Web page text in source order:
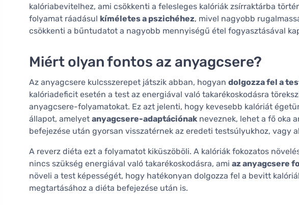
kalóriabevitelhez, ami csökkenti a felesleges kalóriák zsírraktárba
folyamat ráadásul kíméletes a pszichéhez, mivel nagyobb
csökkenti a bűntudatot a nagyobb mennyiségű étel fogyasztásával
Miért olyan fontos az anyagcsere?
Az anyagcsere kulcsszerepet játszik abban, hogyan dolgozza fel a
kalóriadeficit esetén a test az energiával való takarékoskodásra
anyagcsere-folyamatokat. Ez azt jelenti, hogy kevesebb kalóriát
állapot, amelyet anyagcsere-adaptációnak neveznek, lehet a fő oka
befejezése után gyorsan visszatérnek az eredeti testsúlyukhoz, vagy
A reverz diéta ezt a folyamatot kiküszöböli. A kalóriák fokozatos
nincs szükség energiával való takarékoskodásra, ami az anyagcsere
növeli a test képességét, hogy hatékonyan dolgozza fel a bevitt
megtartásához a diéta befejezése után is.